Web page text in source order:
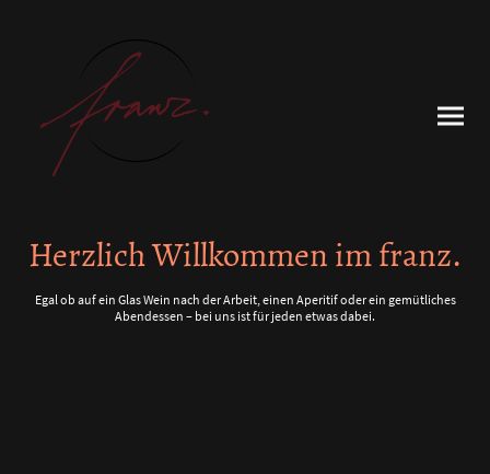
Herzlich Willkommen im franz.
Egal ob auf ein Glas Wein nach der Arbeit, einen Aperitif oder ein gemütliches
Abendessen – bei uns ist für jeden etwas dabei.